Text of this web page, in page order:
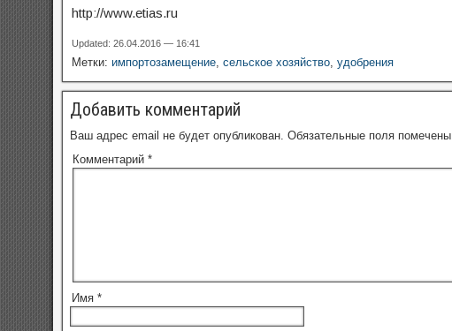
http://www.etias.ru
Updated: 26.04.2016 — 16:41
Метки: импортозамещение, сельское хозяйство, удобрения
Добавить комментарий
Ваш адрес email не будет опубликован. Обязательные поля помечены
Комментарий *
Имя *